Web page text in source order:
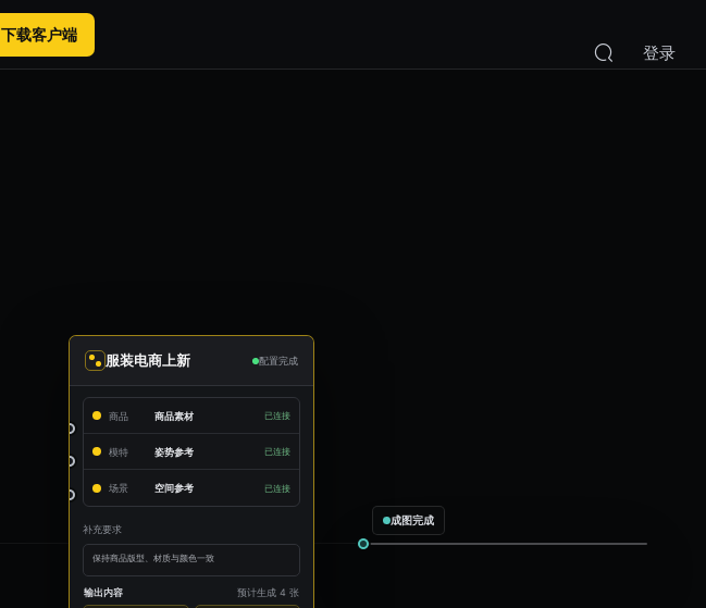
下载客户端
登录
服装电商上新 配置完成
商品 商品素材 已连接
模特 姿势参考 已连接
场景 空间参考 已连接
补充要求
保持商品版型、材质与颜色一致
输出内容 预计生成 4 张
成图完成